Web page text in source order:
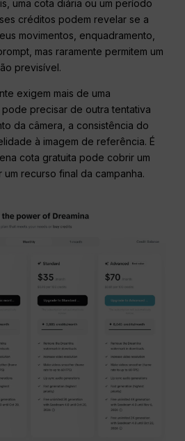
uma cota diária ou um período
créditos podem revelar se a
movimentos, enquadramento,
mas raramente permitem um
previsível.
exigem mais de uma
precisar de outra tentativa
da câmera, a consistência do
à imagem de referência. É
cota gratuita pode cobrir um
recurso final da campanha.